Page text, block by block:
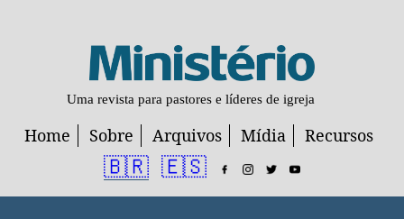
Uma revista para pastores e líderes de igreja
Home Sobre Arquivos Mídia Recursos
🇧🇷 🇪🇸